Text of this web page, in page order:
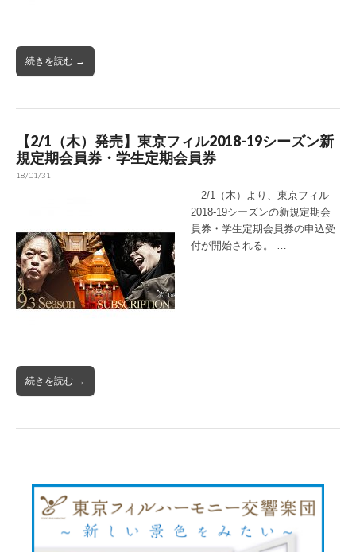
続きを読む →
【2/1（木）発売】東京フィル2018-19シーズン新
規定期会員券・学生定期会員券
18/01/31
2/1（木）より、東京フィル
2018-19シーズンの新規定期会
員券・学生定期会員券の申込受
付が開始される。 …
続きを読む →